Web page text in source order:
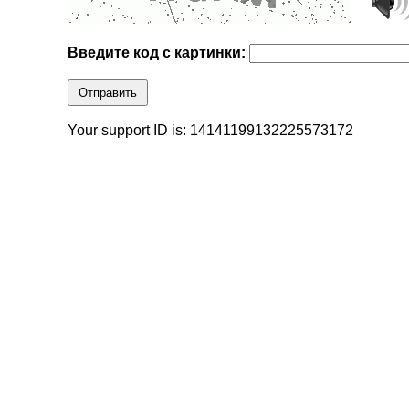
Введите код с картинки:
Отправить
Your support ID is: 14141199132225573172